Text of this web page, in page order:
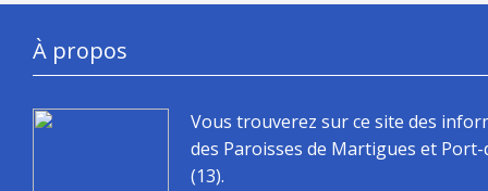
À propos
Vous trouverez sur ce site des
des Paroisses de Martigues et
(13).